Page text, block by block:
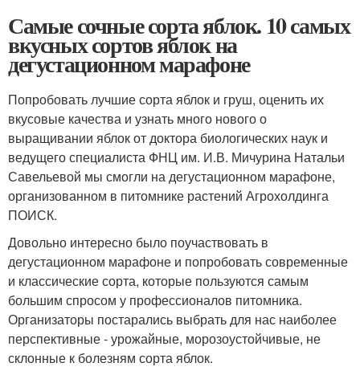
Самые сочные сорта яблок. 10 самых
вкусных сортов яблок на
дегустационном марафоне
Попробовать лучшие сорта яблок и груш, оценить их
вкусовые качества и узнать много нового о
выращивании яблок от доктора биологических наук и
ведущего специалиста ФНЦ им. И.В. Мичурина Натальи
Савельевой мы смогли на дегустационном марафоне,
организованном в питомнике растений Агрохолдинга
ПОИСК.
Довольно интересно было поучаствовать в
дегустационном марафоне и попробовать современные
и классические сорта, которые пользуются самым
большим спросом у профессионалов питомника.
Организаторы постарались выбрать для нас наиболее
перспективные - урожайные, морозоустойчивые, не
склонные к болезням сорта яблок.